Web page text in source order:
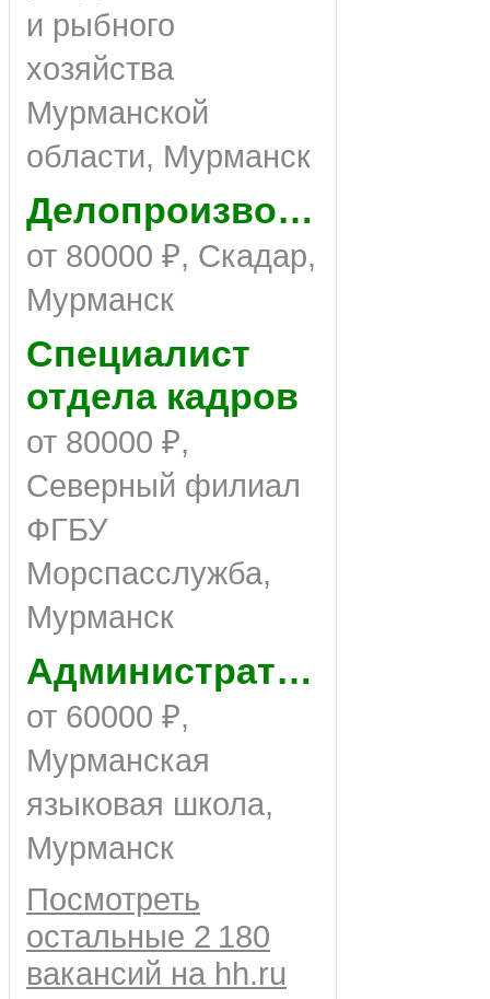
и рыбного
хозяйства
Мурманской
области, Мурманск
Делопроизводитель
от 80000 ₽, Скадар,
Мурманск
Специалист
отдела кадров
от 80000 ₽,
Северный филиал
ФГБУ
Морспасслужба,
Мурманск
Администратор
от 60000 ₽,
Мурманская
языковая школа,
Мурманск
Посмотреть
остальные 2 180
вакансий на hh.ru